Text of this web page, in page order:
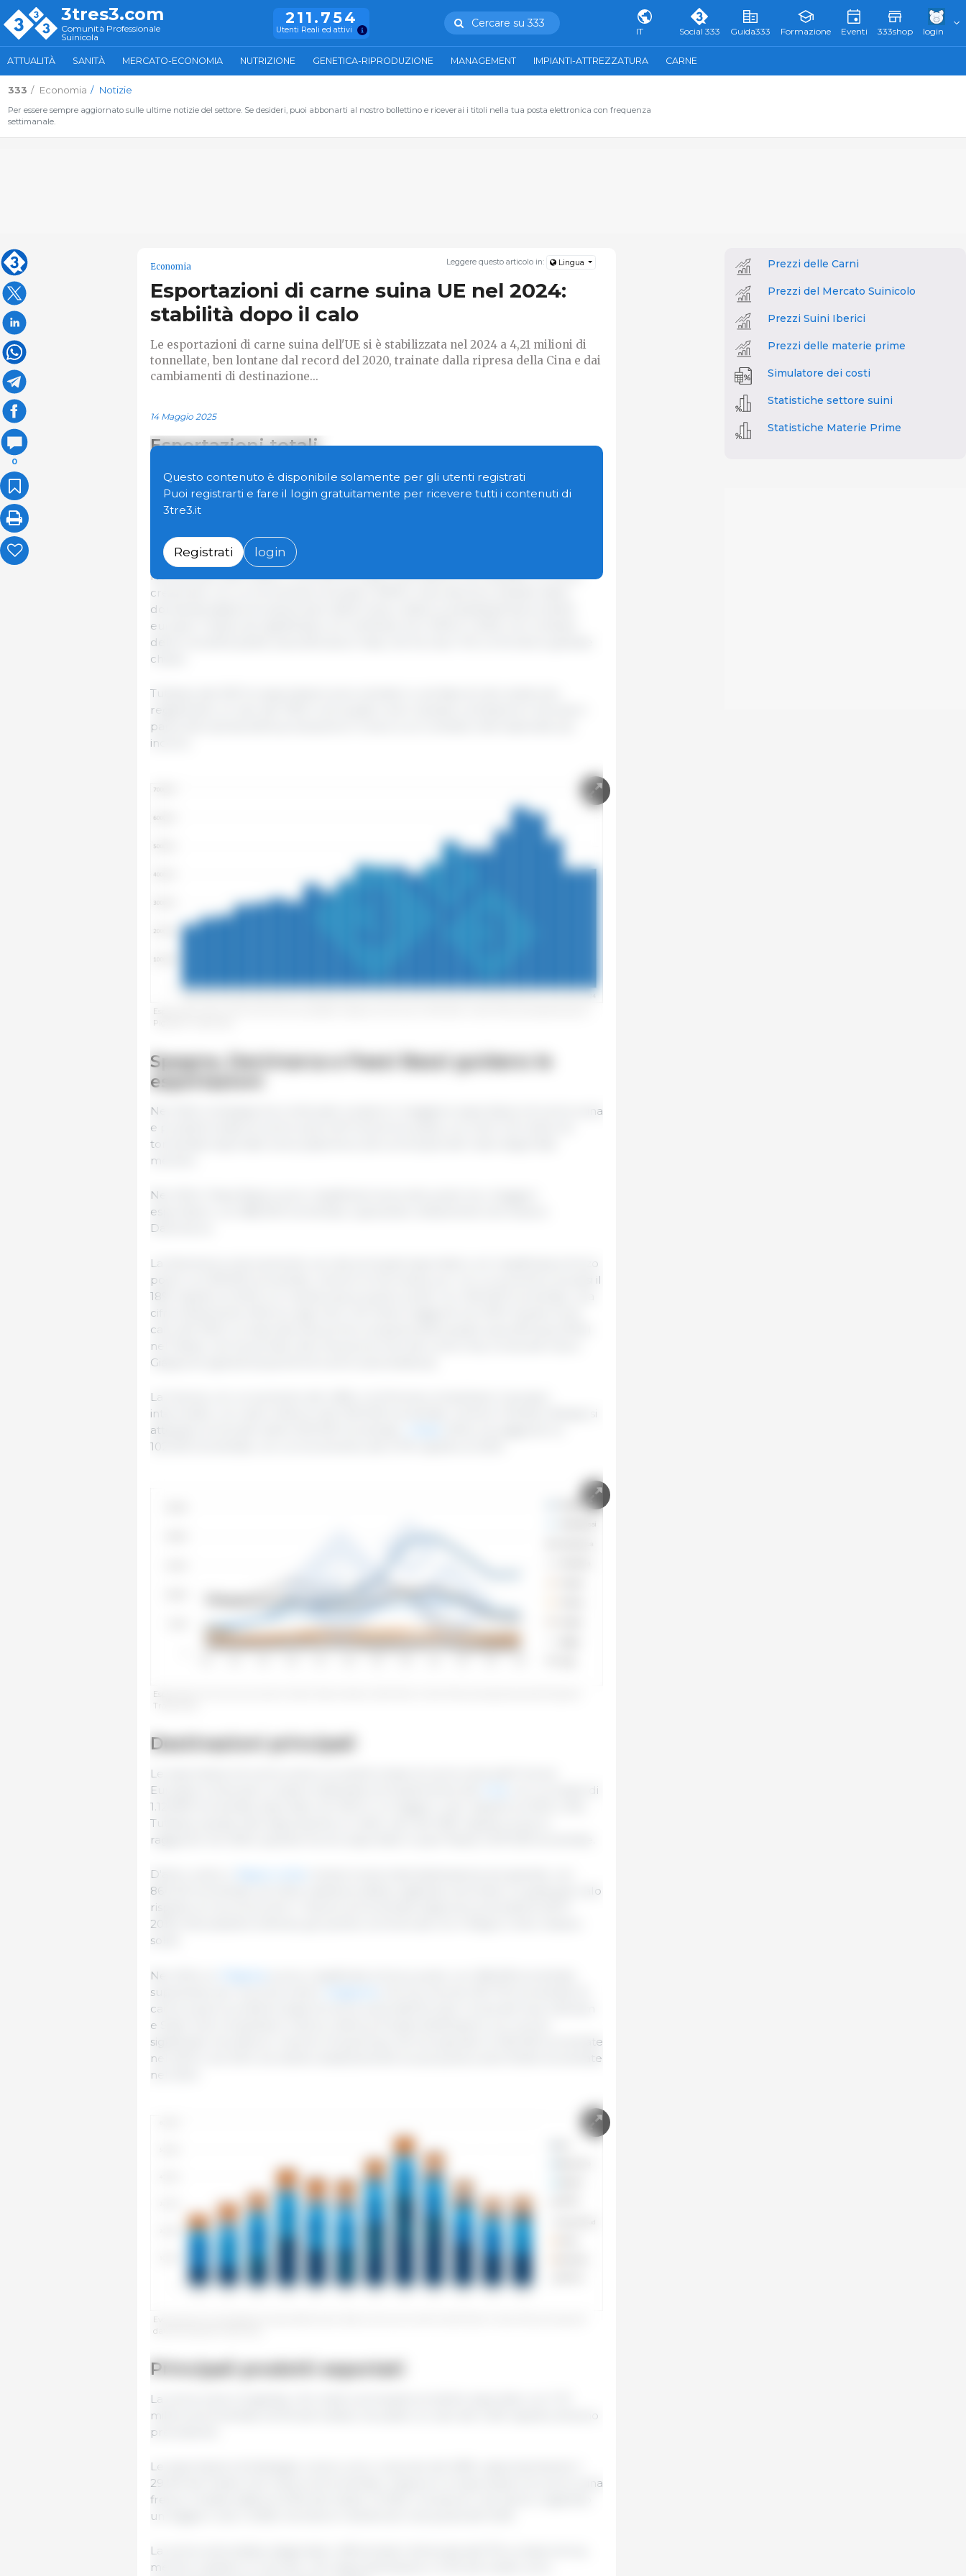
3tres3.com
Comunità Professionale
Suinicola
211.754
Utenti Reali ed attivi
Cercare su 333
IT Social 333 Guida333 Formazione Eventi 333shop login
ATTUALITÀ SANITÀ MERCATO-ECONOMIA NUTRIZIONE GENETICA-RIPRODUZIONE MANAGEMENT IMPIANTI-ATTREZZATURA CARNE
333 Economia Notizie
Per essere sempre aggiornato sulle ultime notizie del settore. Se desideri, puoi abbonarti al nostro bollettino e riceverai i titoli nella tua posta elettronica con frequenza
settimanale.
0
Leggere questo articolo in: Lingua
Economia
Esportazioni di carne suina UE nel 2024:
stabilità dopo il calo
Le esportazioni di carne suina dell'UE si è stabilizzata nel 2024 a 4,21 milioni di
tonnellate, ben lontane dal record del 2020, trainate dalla ripresa della Cina e dai
cambiamenti di destinazione...
14 Maggio 2025
Esportazioni totali
Le esportazioni totali di carne suina e prodotti a base di carne suina dall'Unione
Europea verso i paesi terzi hanno chiuso il 2024 a 4,21 milioni di tonnellate,
praticamente la stessa cifra del 2023 (4,20 milioni di tonnellate), ma ben al di sotto
tonnellate.
Nel periodo 2001-2020, il commercio estero del settore ha mostrato un trend
crescente, con un incremento di quasi il 300% in due decenni, trainato dalla
domanda asiatica (in particolare dalla Cina) e dalla competitività dei prodotti
europei. Il balzo più significativo si è verificato tra il 2016 e il 2020, nel contesto
della crisi della peste suina africana in Asia, che ha reso l'UE un fornitore globale
chiave.
Tuttavia, dal 2021 le esportazioni sono entrate in una fase di calo sostenuto,
registrando un calo del 33% in soli quattro anni. Questa contrazione è dovuta in
parte alla ripresa della produzione in Cina e a un contesto internazionale più
incerto.
Esportazioni extra-UE di carne suina e prodotti a base di carne suina: 2013-2024. Fonte: 333 sulla base dei dati di
Pigmeat Trade Data.
Spagna, Danimarca e Paesi Bassi guidano le
esportazioni
Nel 2024, la Spagna ha continuato a essere il maggiore esportatore di carne suina
e prodotti a base di carne suina nell'Unione Europea, con oltre 1,34 milioni di
tonnellate esportate verso paesi terzi, ben al di sopra del resto degli Stati
membri.
Nel 2024 i Paesi Bassi si sono classificati al secondo posto tra i maggiori
esportatori, con 686.000 tonnellate, superando nettamente Germania e
Danimarca.
La Danimarca, storicamente uno dei principali esportatori, si è classificata al terzo
posto con 616.000 tonnellate, mentre la Germania, pur con un aumento di quasi il
18% rispetto al 2023, si è mantenuta al quarto posto con 400.000 tonnellate, una
cifra nettamente inferiore agli oltre 1,23 milioni raggiunti nel 2019. Questo forte
calo dal 2020 corrisponde alla prima comparsa della peste suina africana (PSA)
nel Paese, che ha portato alla chiusura di mercati come Cina, Corea del Sud e
Giappone (grandi acquirenti di carne suina tedesca).
La Francia, con un aumento del 4,8%, e la Polonia completano il gruppo
intermedio, con valori inferiori alle 300.000 tonnellate, mentre Irlanda e Belgio si
attestano al di sotto delle 200.000 tonnellate.
102.000 tonnellate, con un incremento del 5,7% rispetto al 2023.
Esportazioni di carne suina extra-UE per Stato membro (2013-2024). Fonte: 333 sulla base dei dati del Pigmeat
Trade Data.
Destinazioni principali
Le esportazioni di carne suina e prodotti a base di carne suina dall'Unione
Europea continuano a essere destinate principalmente alla
, con un totale di
1.123.815 tonnellate esportate nel 2024 e un leggero calo rispetto al 2023 (-2%).
Tuttavia, questa cifra rappresenta un netto calo del 56% rispetto al picco
raggiunto nel 2020, quando furono esportate in quel Paese 3.337.529 tonnellate.
D'altro canto, il
864.210 tonnellate nel 2024, sebbene abbia registrato anch'esso un graduale calo
rispetto al record di oltre 1 milione di tonnellate degli anni precedenti (2017-
2019). Nonostante la Brexit, gli scambi commerciali con il Regno Unito restano
solidi.
Nel 2024, le
superando per la prima volta il
carne suina e prodotti a base di carne suina dall'Europa. Corea del Sud, Vietnam
e Stati Uniti completano l'elenco delle principali destinazioni con volumi
significativi ma inferiori, mentre Hong Kong, che ha superato le 350.000 tonnellate
nel 2013 e nel 2014, ha ridotto drasticamente la sua quota a sole 53.624 tonnellate
nel 2024.
Evoluzione annuale delle principali destinazioni della carne suina nell'UE (2013-2024). Fonte: 333 sulla base dei
dati del Pigmeat trade Data.
Principali prodotti esportati
La carne suina congelata, che resta il principale prodotto esportato con 1,73
milioni di tonnellate (41,1% del totale), ha subito un calo del 4,3% rispetto all'anno
precedente.
Le esportazioni di frattaglie, invece, sono cresciute del 6,8%, rappresentando il
29,4% del totale (1,24 milioni di tonnellate). Seguono le esportazioni di carne suina
fresca, rimaste stabili al 9,3% del totale (+0,3%), e di salumi, che hanno registrato
un leggero calo (-0,6%) ma hanno mantenuto una quota del 9,2%.
La carne suina salata, stagionata o affumicata è diminuita dell'1% su base annua,
mentre il grasso e lo strutto, che rappresentavano il 5,1% del totale, sono
Questo contenuto è disponibile solamente per gli utenti registrati
Puoi registrarti e fare il login gratuitamente per ricevere tutti i contenuti di
3tre3.it
Registrati login
Prezzi delle Carni
Prezzi del Mercato Suinicolo
Prezzi Suini Iberici
Prezzi delle materie prime
Simulatore dei costi
Statistiche settore suini
Statistiche Materie Prime